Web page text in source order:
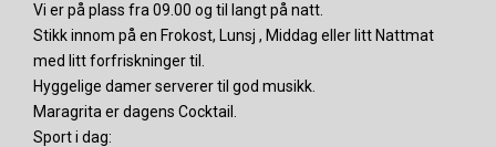
Vi er på plass fra 09.00 og til langt på natt.
Stikk innom på en Frokost, Lunsj , Middag eller litt Nattmat
med litt forfriskninger til.
Hyggelige damer serverer til god musikk.
Maragrita er dagens Cocktail.
Sport i dag: